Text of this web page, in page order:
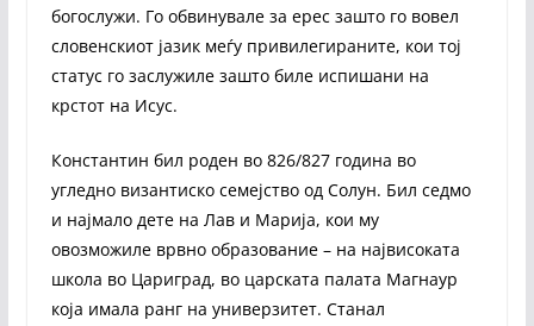
богослужи. Го обвинувале за ерес зашто го вовел
словенскиот јазик меѓу привилегираните, кои тој
статус го заслужиле зашто биле испишани на
крстот на Исус.
Константин бил роден во 826/827 година во
угледно византиско семејство од Солун. Бил седмо
и најмало дете на Лав и Марија, кои му
овозможиле врвно образование – на највисоката
школа во Цариград, во царската палата Магнаур
која имала ранг на универзитет. Станал